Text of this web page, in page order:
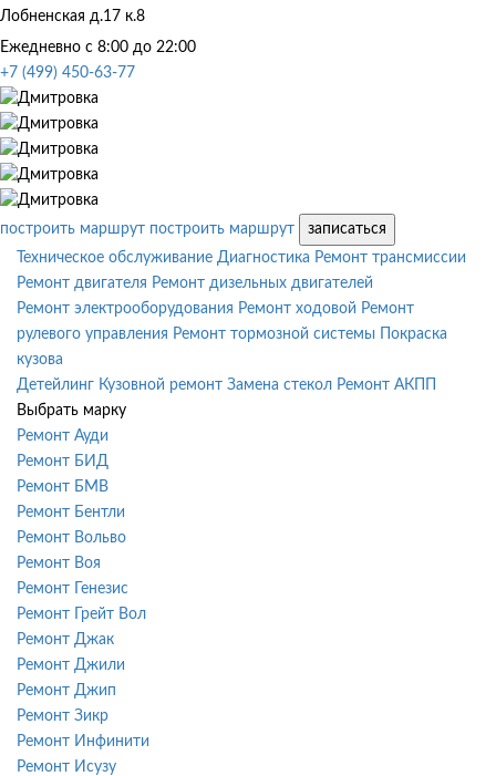
Лобненская д.17 к.8
Ежедневно с 8:00 до 22:00
+7 (499) 450-63-77
построить маршрут построить маршрут
записаться
Техническое обслуживание Диагностика Ремонт трансмиссии
Ремонт двигателя Ремонт дизельных двигателей
Ремонт электрооборудования Ремонт ходовой Ремонт
рулевого управления Ремонт тормозной системы
Покраска
кузова
Детейлинг Кузовной ремонт Замена стекол Ремонт АКПП
Выбрать марку
Ремонт Ауди
Ремонт БИД
Ремонт БМВ
Ремонт Бентли
Ремонт Вольво
Ремонт Воя
Ремонт Генезис
Ремонт Грейт Вол
Ремонт Джак
Ремонт Джили
Ремонт Джип
Ремонт Зикр
Ремонт Инфинити
Ремонт Исузу